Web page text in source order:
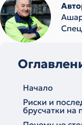
Начало
Риски и
брусчатки на